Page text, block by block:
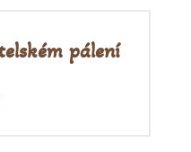
pálení